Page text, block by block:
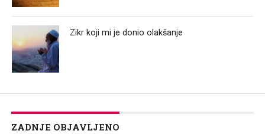
Zikr koji mi je donio olakšanje
ZADNJE OBJAVLJENO